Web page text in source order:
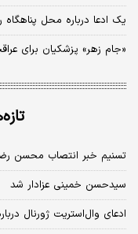
یک ادعا درباره محل
«جام زهر» پزشکیان برای
تسنیم خبر انتصاب محسن
سیدحسن خمینی عزادار شد
ادعای وال‌استریت ژورنال درباره ۵ شرط مهم ایران برای بازگشایی تنگه